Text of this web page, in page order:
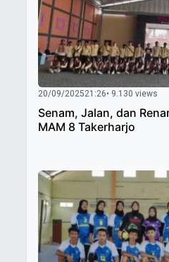
20/09/202521:26• 9.130 views
Senam, Jalan, dan
MAM 8 Takerharjo